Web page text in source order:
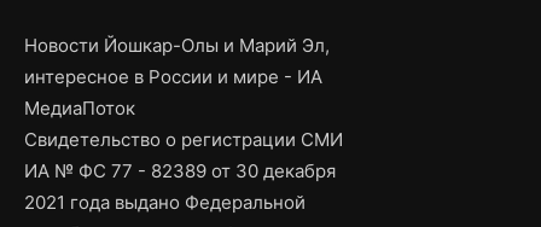
Новости Йошкар-Олы и Марий Эл,
интересное в России и мире - ИА
МедиаПоток
Свидетельство о регистрации СМИ
ИА № ФС 77 - 82389 от 30 декабря
2021 года выдано Федеральной